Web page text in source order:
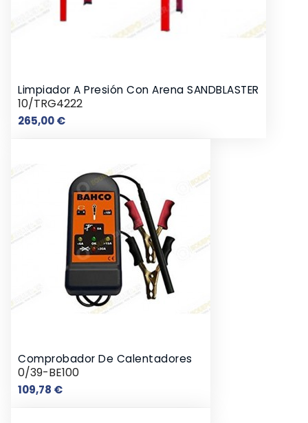
Limpiador A Presión Con Arena SANDBLASTER
10/TRG4222
265,00 €Precio
Comprobador De Calentadores
0/39-BE100
109,78 €Precio